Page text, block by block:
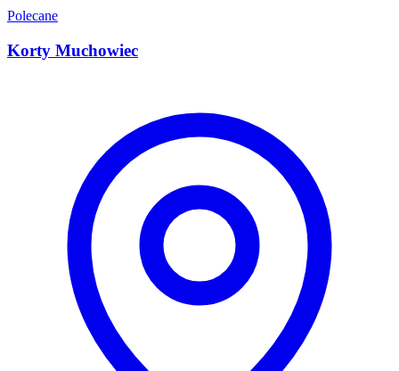
Polecane
Korty Muchowiec